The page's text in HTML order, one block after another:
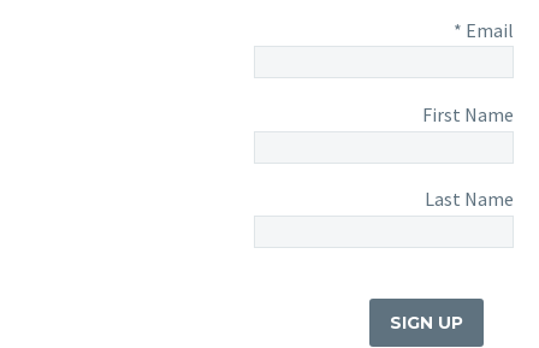
Email
*
First Name
Last Name